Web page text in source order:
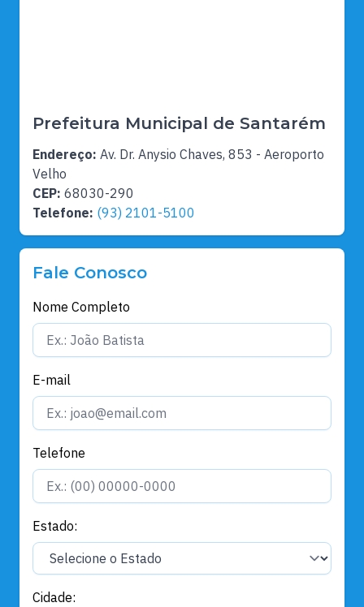
Prefeitura Municipal de Santarém
Endereço: Av. Dr. Anysio Chaves, 853 - Aeroporto
Velho
CEP: 68030-290
Telefone: (93) 2101-5100
Fale Conosco
Nome Completo
E-mail
Telefone
Estado:
Cidade: